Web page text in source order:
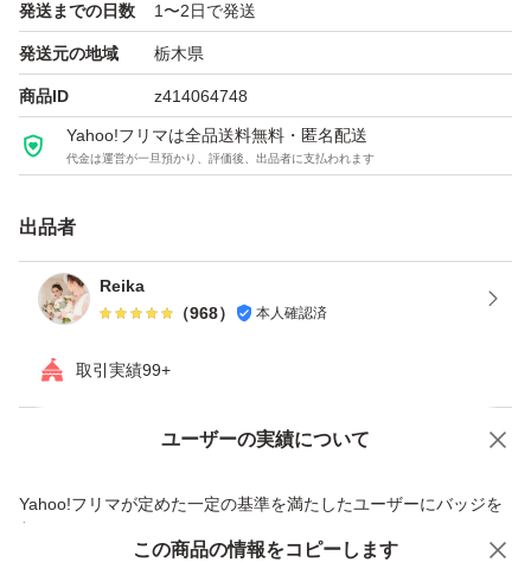
ブ・ライナー史上初となる多色印刷を用いて、白と黒をメ
インにスヌーピーのきょうだいたちのポイントとなる箇所
にカラーを採用。 さらにリフィル対応のリユーザブルボ
トル仕様になっているため、お気に入りのスヌーピーデザ
インボトルを繰り返し使うことができます。
発送までの日数 1〜2日で発送
発送元の地域 栃木県
商品ID z414064748
Yahoo!フリマは全品送料無料・匿名配送
代金は運営が一旦預かり、評価後、出品者に支払われます
出品者
Reika
（968） 本人確認済
取引実績99+
ユーザーの実績について
Yahoo!フリマが定めた一定の基準を満たしたユーザーにバッジを
付与しています
価格の相談 商品への質問
この商品の情報をコピーします
この商品をみている人にオススメ